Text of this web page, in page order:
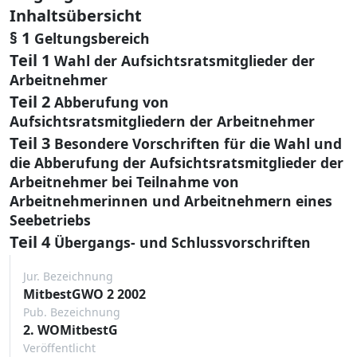
Inhaltsübersicht
§ 1 Geltungsbereich
Teil 1 Wahl der Aufsichtsratsmitglieder der
Arbeitnehmer
Teil 2 Abberufung von
Aufsichtsratsmitgliedern der Arbeitnehmer
Teil 3 Besondere Vorschriften für die Wahl und
die Abberufung der Aufsichtsratsmitglieder der
Arbeitnehmer bei Teilnahme von
Arbeitnehmerinnen und Arbeitnehmern eines
Seebetriebs
Teil 4 Übergangs- und Schlussvorschriften
Jur. Bezeichnung
MitbestGWO 2 2002
Pub. Bezeichnung
2. WOMitbestG
Veröffentlicht